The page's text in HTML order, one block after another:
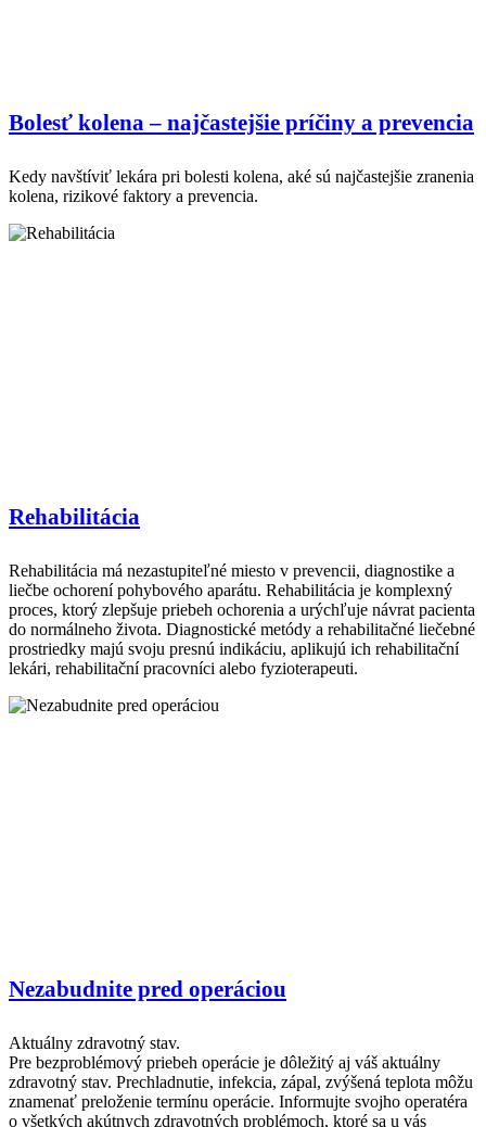
Bolesť kolena – najčastejšie príčiny a prevencia
Kedy navštíviť lekára pri bolesti kolena, aké sú najčastejšie zranenia
kolena, rizikové faktory a prevencia.
Rehabilitácia
Rehabilitácia má nezastupiteľné miesto v prevencii, diagnostike a
liečbe ochorení pohybového aparátu. Rehabilitácia je komplexný
proces, ktorý zlepšuje priebeh ochorenia a urýchľuje návrat pacienta
do normálneho života. Diagnostické metódy a rehabilitačné liečebné
prostriedky majú svoju presnú indikáciu, aplikujú ich rehabilitační
lekári, rehabilitační pracovníci alebo fyzioterapeuti.
Nezabudnite pred operáciou
Aktuálny zdravotný stav.
Pre bezproblémový priebeh operácie je dôležitý aj váš aktuálny
zdravotný stav. Prechladnutie, infekcia, zápal, zvýšená teplota môžu
znamenať preloženie termínu operácie. Informujte svojho operatéra
o všetkých akútnych zdravotných problémoch, ktoré sa u vás